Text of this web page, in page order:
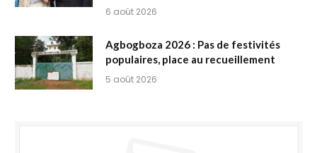
6 août 2026
Agbogboza 2026 : Pas de festivités
populaires, place au recueillement
5 août 2026